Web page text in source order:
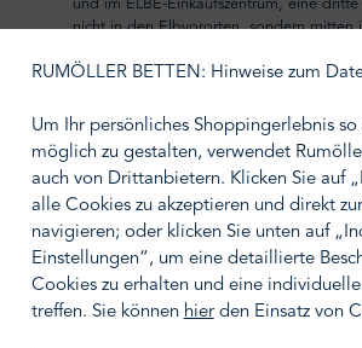
und im ELBE-Einkaufszentrum, eine dritte
nicht in den Elbvororten, sondern mitten
drei exklusiven Marken: VI-SPRING,
Artikel lesen (PDF)
RUMÖLLER BETTEN: Hinweise zum
Um Ihr persönliches Shoppingerlebnis
möglich zu gestalten, verwendet
auch von Drittanbietern. Klicken Sie auf
alle Cookies zu akzeptieren und direkt
navigieren; oder klicken Sie unten auf
Einstellungen“, um eine detaillierte
Cookies zu erhalten und eine individuelle
treffen. Sie können hierden Einsatz von